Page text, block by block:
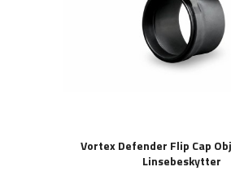
Vortex Defender Flip Cap
Linsebeskytter